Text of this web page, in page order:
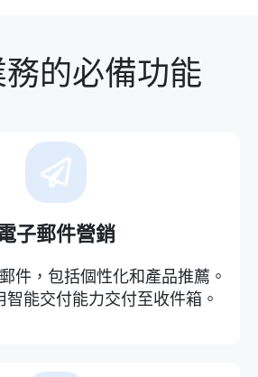
的必備功能
子郵件營銷
件，包括個性化和產品推薦。
智能交付能力交付至收件箱。